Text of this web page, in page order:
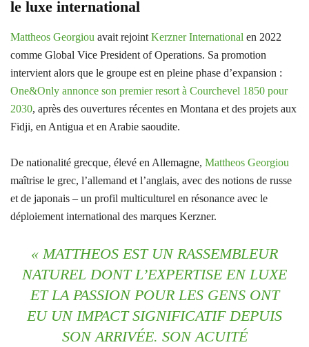
le luxe international
Mattheos Georgiou avait rejoint Kerzner International en 2022
comme Global Vice President of Operations. Sa promotion
intervient alors que le groupe est en pleine phase d’expansion :
One&Only annonce son premier resort à Courchevel 1850 pour
2030, après des ouvertures récentes en Montana et des projets aux
Fidji, en Antigua et en Arabie saoudite.
De nationalité grecque, élevé en Allemagne, Mattheos Georgiou
maîtrise le grec, l’allemand et l’anglais, avec des notions de russe
et de japonais – un profil multiculturel en résonance avec le
déploiement international des marques Kerzner.
« MATTHEOS EST UN RASSEMBLEUR
NATUREL DONT L’EXPERTISE EN LUXE
ET LA PASSION POUR LES GENS ONT
EU UN IMPACT SIGNIFICATIF DEPUIS
SON ARRIVÉE. SON ACUITÉ